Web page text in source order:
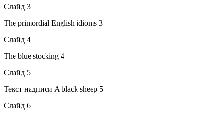
Слайд 3
The primordial English idioms 3
Слайд 4
The blue stocking 4
Слайд 5
Текст надписи A black sheep 5
Слайд 6